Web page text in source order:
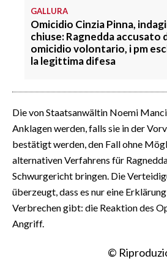
GALLURA
Omicidio Cinzia Pinna,
chiuse: Ragnedda accusato
omicidio volontario, i pm
la legittima difesa
Die von Staatsanwältin Noemi
Anklagen werden, falls sie in der
bestätigt werden, den Fall ohne
alternativen Verfahrens für
Schwurgericht bringen. Die
überzeugt, dass es nur eine
Verbrechen gibt: die Reaktion des
Angriff.
©